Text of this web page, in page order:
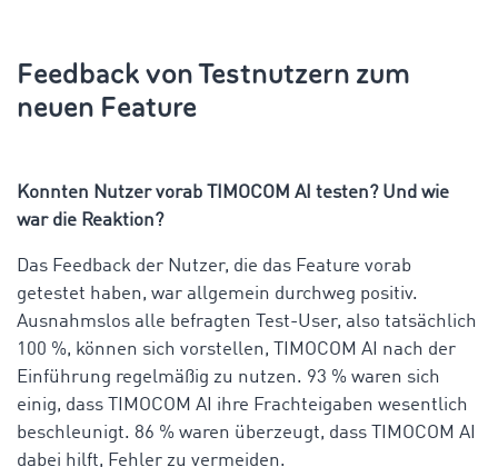
Feedback von Testnutzern zum
neuen Feature
Konnten Nutzer vorab TIMOCOM AI testen? Und wie
war die Reaktion?
Das Feedback der Nutzer, die das Feature vorab
getestet haben, war allgemein durchweg positiv.
Ausnahmslos alle befragten Test-User, also tatsächlich
100 %, können sich vorstellen, TIMOCOM AI nach der
Einführung regelmäßig zu nutzen. 93 % waren sich
einig, dass TIMOCOM AI ihre Frachteigaben wesentlich
beschleunigt. 86 % waren überzeugt, dass TIMOCOM AI
dabei hilft, Fehler zu vermeiden.